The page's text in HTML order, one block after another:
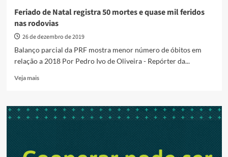
Feriado de Natal registra 50 mortes e quase mil feridos
nas rodovias
26 de dezembro de 2019
Balanço parcial da PRF mostra menor número de óbitos em
relação a 2018 Por Pedro Ivo de Oliveira - Repórter da...
Veja maisRead
Feriado
mortes